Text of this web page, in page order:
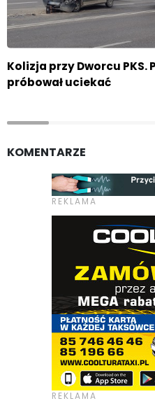
Kolizja przy Dworcu PKS.
próbował uciekać
KOMENTARZE